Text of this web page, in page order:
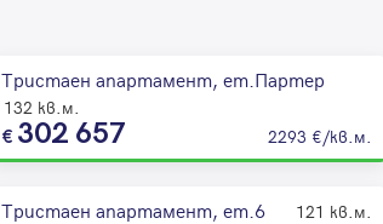
Тристаен апартамент, ет.Партер
132 кв.м.
302 657 2293 €/кв.м.
Тристаен апартамент, ет.6 121 кв.м.